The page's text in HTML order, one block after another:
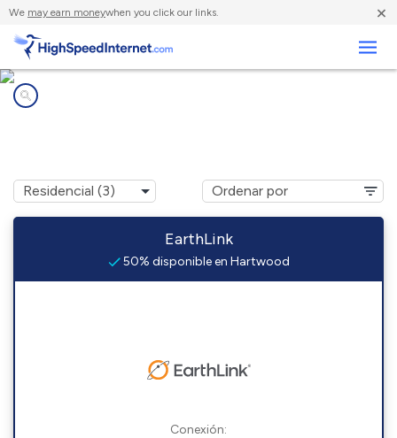
We may earn moneywhen you click our links. ×
EarthLink
50% disponible en Hartwood
Conexión: